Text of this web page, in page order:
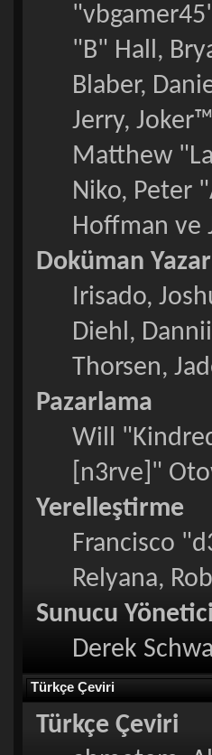
"B" Hall,
Blaber,
Jerry,
Matthew
Niko, Peter
Hoffman ve
Doküman
Irisado,
Diehl,
Thorsen,
Pazarlama
Will
[n3rve]"
Yerelleştirme
Francisco
Relyana,
Sunucu
Derek
Türkçe Çeviri
Türkçe Çeviri